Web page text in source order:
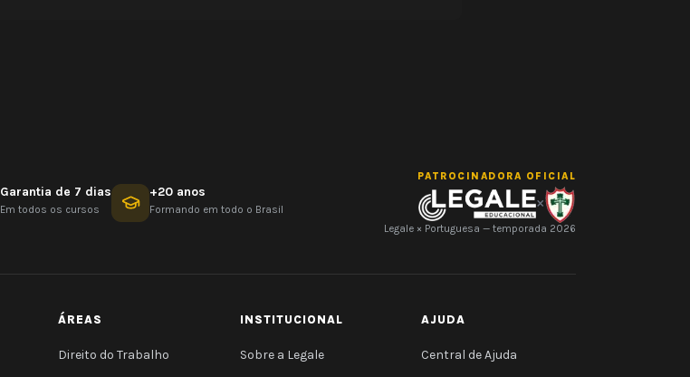
Garantia de 7 dias
Em todos os cursos
+20 anos
Formando em todo o Brasil
PATROCINADORA OFICIAL
×
Legale × Portuguesa — temporada 2026
ÁREAS
Direito do Trabalho
INSTITUCIONAL
Sobre a Legale
AJUDA
Central de Ajuda